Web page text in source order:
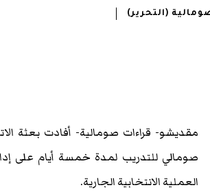
(التحرير)
صومالي للتدريب لمدة خمسة أيام على إدارة
العملية الانتخابية الجارية.